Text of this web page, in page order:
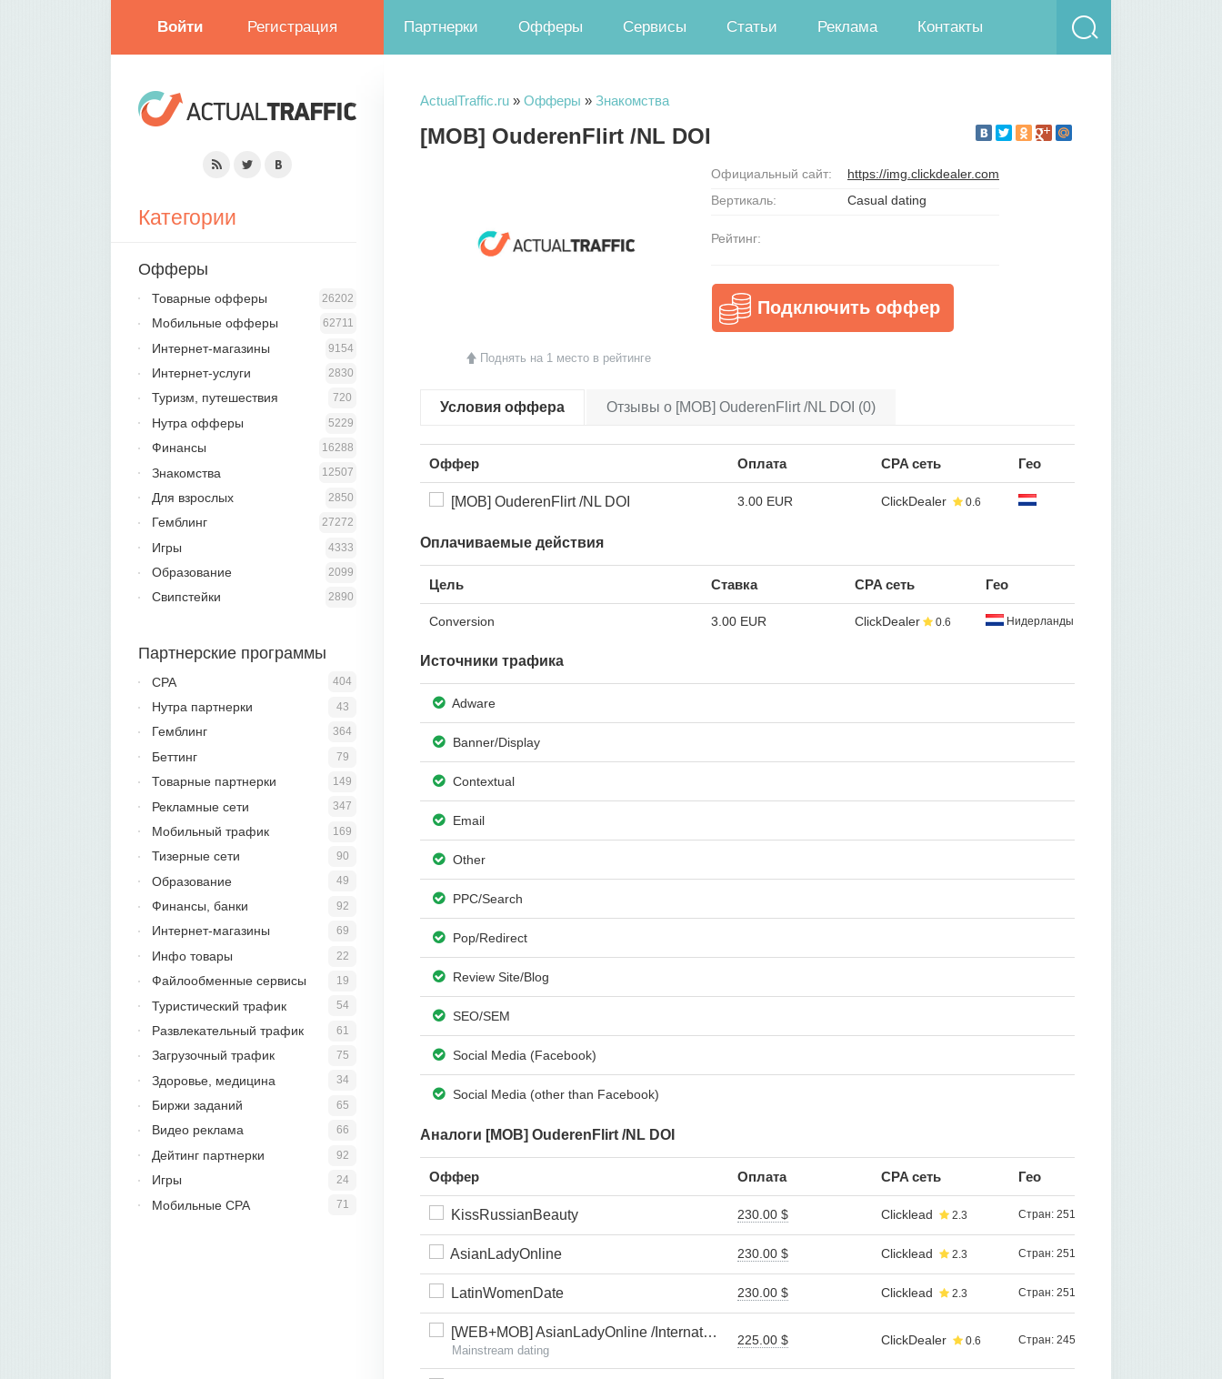
Войти Регистрация Партнерки Офферы Сервисы Статьи Реклама Контакты
ActualTraffic.ru » Офферы » Знакомства
[MOB] OuderenFlirt /NL DOI
Поднять на 1 место в рейтинге
Официальный сайт:
https://img.clickdealer.com
Вертикаль:
Casual dating
Рейтинг:
Подключить оффер
Условия оффера Отзывы о [MOB] OuderenFlirt /NL DOI (0)
Оффер Оплата CPA сеть Гео
[MOB] OuderenFlirt /NL DOI 3.00 EUR ClickDealer 0.6
Оплачиваемые действия
Цель Ставка CPA сеть Гео
Conversion 3.00 EUR ClickDealer 0.6 Нидерланды
Источники трафика
Adware
Banner/Display
Contextual
Email
Other
PPC/Search
Pop/Redirect
Review Site/Blog
SEO/SEM
Social Media (Facebook)
Social Media (other than Facebook)
Аналоги [MOB] OuderenFlirt /NL DOI
Оффер Оплата CPA сеть Гео
KissRussianBeauty 230.00 $ Clicklead 2.3 Стран: 251
AsianLadyOnline 230.00 $ Clicklead 2.3 Стран: 251
LatinWomenDate 230.00 $ Clicklead 2.3 Стран: 251
[WEB+MOB] AsianLadyOnline /International
Mainstream dating
225.00 $ ClickDealer 0.6 Стран: 245
Категории
Офферы
26202
Товарные офферы
62711
Мобильные офферы
9154
Интернет-магазины
2830
Интернет-услуги
720
Туризм, путешествия
5229
Нутра офферы
16288
Финансы
12507
Знакомства
2850
Для взрослых
27272
Гемблинг
4333
Игры
2099
Образование
2890
Свипстейки
Партнерские программы
404
CPA
43
Нутра партнерки
364
Гемблинг
79
Беттинг
149
Товарные партнерки
347
Рекламные сети
169
Мобильный трафик
90
Тизерные сети
49
Образование
92
Финансы, банки
69
Интернет-магазины
22
Инфо товары
19
Файлообменные сервисы
54
Туристический трафик
61
Развлекательный трафик
75
Загрузочный трафик
34
Здоровье, медицина
65
Биржи заданий
66
Видео реклама
92
Дейтинг партнерки
24
Игры
71
Мобильные CPA